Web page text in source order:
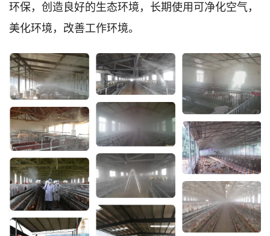
环保，创造良好的生态环境，长期使用可净化空气，
美化环境，改善工作环境。